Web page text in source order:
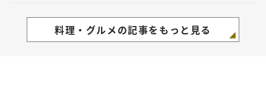
料理・グルメの記事をもっと見る